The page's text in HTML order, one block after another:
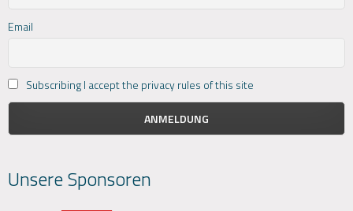
Email
Subscribing I accept the privacy rules of this site
Unsere Sponsoren